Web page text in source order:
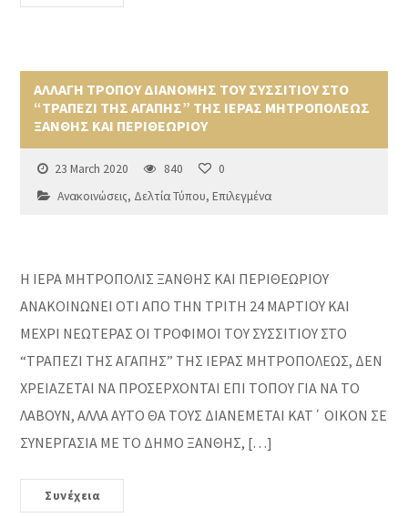
ΑΛΛΑΓΗ ΤΡΟΠΟΥ ΔΙΑΝΟΜΗΣ ΤΟΥ ΣΥΣΣΙΤΙΟΥ ΣΤΟ
“ΤΡΑΠΕΖΙ ΤΗΣ ΑΓΑΠΗΣ” ΤΗΣ ΙΕΡΑΣ ΜΗΤΡΟΠΟΛΕΩΣ
ΞΑΝΘΗΣ ΚΑΙ ΠΕΡΙΘΕΩΡΙΟΥ
23 March 2020 840
0
Ανακοινώσεις, Δελτία Τύπου,Επιλεγμένα
Η ΙΕΡΑ ΜΗΤΡΟΠΟΛΙΣ ΞΑΝΘΗΣ ΚΑΙ ΠΕΡΙΘΕΩΡΙΟΥ
ΑΝΑΚΟΙΝΩΝΕΙ ΟΤΙ ΑΠΟ ΤΗΝ ΤΡΙΤΗ 24 ΜΑΡΤΙΟΥ ΚΑΙ
ΜΕΧΡΙ ΝΕΩΤΕΡΑΣ ΟΙ ΤΡΟΦΙΜΟΙ ΤΟΥ ΣΥΣΣΙΤΙΟΥ ΣΤΟ
“ΤΡΑΠΕΖΙ ΤΗΣ ΑΓΑΠΗΣ” ΤΗΣ ΙΕΡΑΣ ΜΗΤΡΟΠΟΛΕΩΣ, ΔΕΝ
ΧΡΕΙΑΖΕΤΑΙ ΝΑ ΠΡΟΣΕΡΧΟΝΤΑΙ ΕΠΙ ΤΟΠΟΥ ΓΙΑ ΝΑ ΤΟ
ΛΑΒΟΥΝ, ΑΛΛΑ ΑΥΤΟ ΘΑ ΤΟΥΣ ΔΙΑΝΕΜΕΤΑΙ ΚΑΤ΄ ΟΙΚΟΝ ΣΕ
ΣΥΝΕΡΓΑΣΙΑ ΜΕ ΤΟ ΔΗΜΟ ΞΑΝΘΗΣ, […]
Συνέχεια